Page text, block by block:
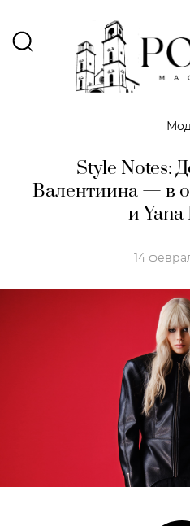
Style Notes:
Валентиина — в
и Yana
14